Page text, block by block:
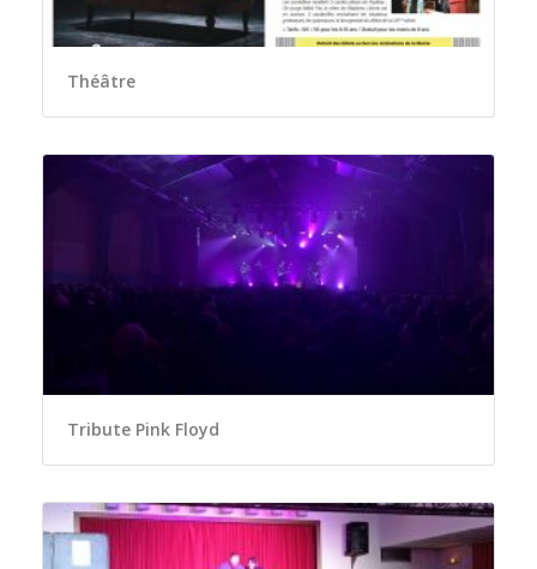
Théâtre
Tribute Pink Floyd